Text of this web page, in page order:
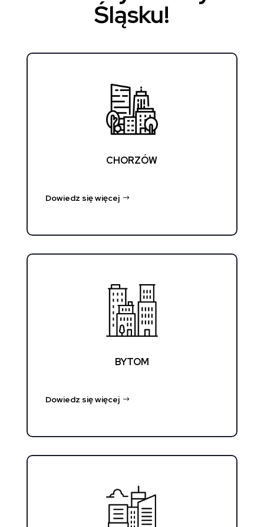
Śląsku!
CHORZÓW
Dowiedz się więcej
BYTOM
Dowiedz się więcej